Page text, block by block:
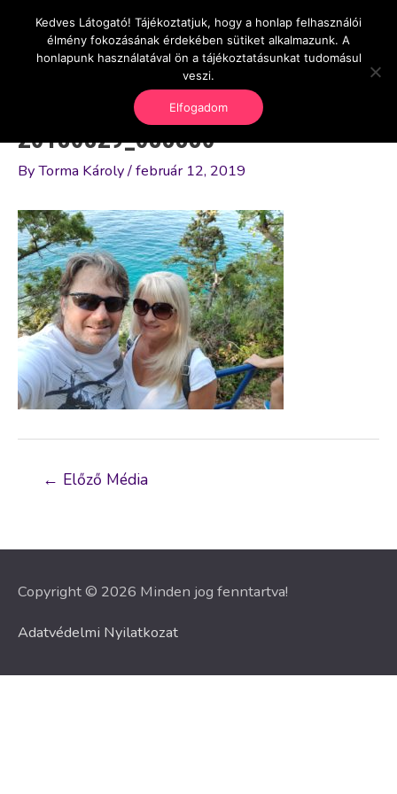
content
OnlineSeedsMan
Üzlet és szabadság
Main
20180829_083330
ByTorma Károly/február 12, 2019
Bejegyzés
← Előző Média
Copyright © 2026 Minden jog fenntartva!
Adatvédelmi Nyilatkozat
Kedves Látogató! Tájékoztatjuk, hogy a honlap felhasználói
élmény fokozásának érdekében sütiket alkalmazunk. A
honlapunk használatával ön a tájékoztatásunkat tudomásul
veszi.
Elfogadom